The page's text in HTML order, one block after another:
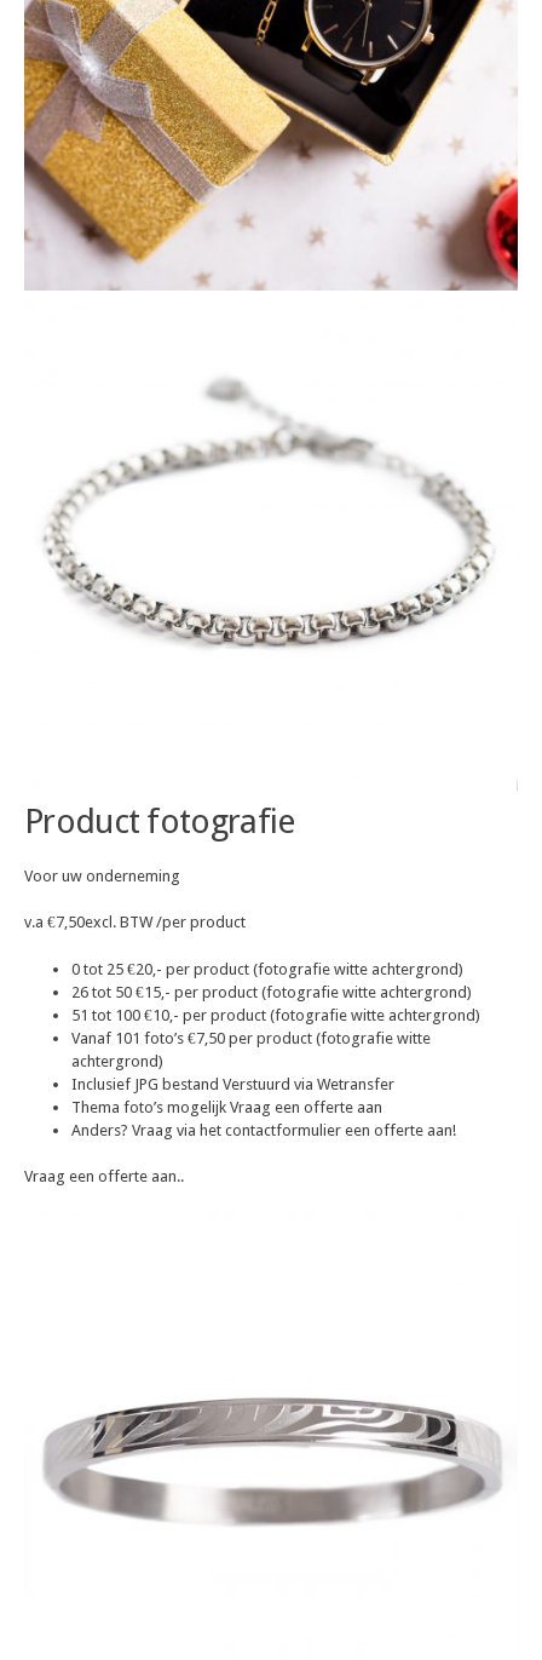
Product fotografie
Voor uw onderneming
v.a €7,50excl. BTW /per product
0 tot 25 €20,- per product (fotografie witte achtergrond)
26 tot 50 €15,- per product (fotografie witte achtergrond)
51 tot 100 €10,- per product (fotografie witte achtergrond)
Vanaf 101 foto’s €7,50 per product (fotografie witte
achtergrond)
Inclusief JPG bestand Verstuurd via Wetransfer
Thema foto’s mogelijk Vraag een offerte aan
Anders? Vraag via het contactformulier een offerte aan!
Vraag een offerte aan..